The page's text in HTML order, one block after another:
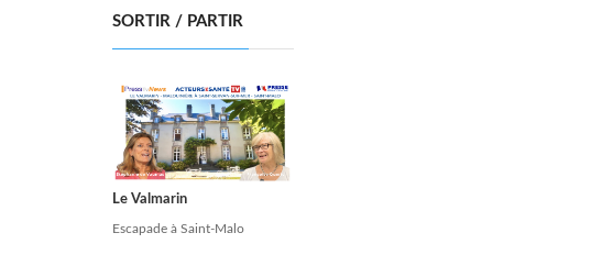
SORTIR / PARTIR
Le Valmarin
Escapade à Saint-Malo